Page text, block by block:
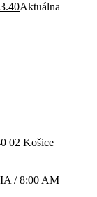
3.40Aktuálna
02 Košice
/ 8:00 AM